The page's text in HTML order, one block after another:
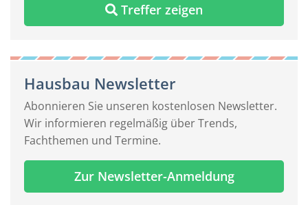
Treffer zeigen
Hausbau Newsletter
Abonnieren Sie unseren kostenlosen Newsletter.
Wir informieren regelmäßig über Trends,
Fachthemen und Termine.
Zur Newsletter-Anmeldung